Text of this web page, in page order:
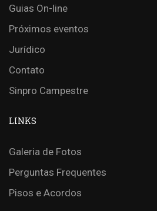
Guias On-line
Próximos eventos
Jurídico
Contato
Sinpro Campestre
LINKS
Galeria de Fotos
Perguntas Frequentes
Pisos e Acordos